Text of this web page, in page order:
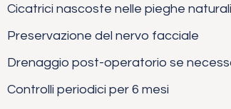
Cicatrici nascoste nelle pieghe naturali
Preservazione del nervo facciale
Drenaggio post-operatorio se
Controlli periodici per 6 mesi